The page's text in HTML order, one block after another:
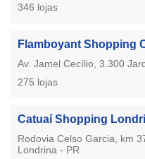
346 lojas
Flamboyant Shopping
Av. Jamel Cecílio, 3.300
275 lojas
Catuaí Shopping
Rodovia Celso Garcia, km
Londrina - PR